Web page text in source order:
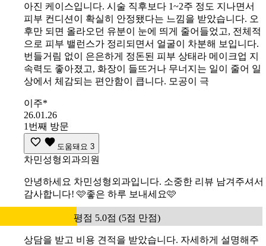
아진 케이스입니다. 시술 직후보다 1~2주 정도 지나면서
피부 컨디션이 확실히 안정됐다는 느낌을 받았습니다. 오
후만 되면 올라오던 유분이 눈에 띄게 줄어들었고, 전체적
으로 피부 밸런스가 정리되면서 얼굴이 차분해 보입니다.
번들거림 없이 은은하게 정돈된 피부 상태라 메이크업 지
속력도 좋아졌고, 화장이 들뜨거나 무너지는 일이 줄어 일
상에서 체감되는 편안함이 큽니다. 모공이 극
이주*
26.01.26
1번째 방문
도움돼요 3
차민성형외과의원
안녕하세요 차민성형외과입니다. 소중한 리뷰 남겨주셔서
감사합니다! 🩷좋은 하루 보내세요🩷
평점 5.0점 (5점 만점)
상담을 받고 비용 견적을 받았습니다. 자세하게 설명해주